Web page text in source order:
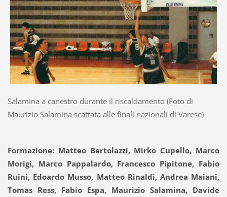
Salamina a canestro durante il riscaldamento (Foto di
Maurizio Salamina scattata alle finali nazionali di Varese)
Formazione: Matteo Bertolazzi, Mirko Cupello, Marco
Morigi, Marco Pappalardo, Francesco Pipitone, Fabio
Ruini, Edoardo Musso, Matteo Rinaldi, Andrea Maiani,
Tomas Ress, Fabio Espa, Maurizio Salamina, Davide